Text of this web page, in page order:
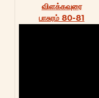
விளக்கவுரை
பாசுரம் 80-81